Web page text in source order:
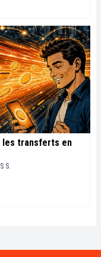
les transferts en
S.